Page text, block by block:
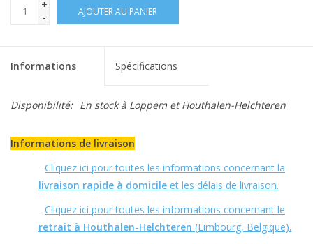
+
-
AJOUTER AU PANIER
Informations Spécifications
Disponibilité: En stockà Loppem et Houthalen-Helchteren
Informations de livraison
- Cliquez ici pour toutes les informations concernant la
livraison rapide à domicile et les délais de livraison.
- Cliquez ici pour toutes les informations concernant le
retrait à Houthalen-Helchteren (Limbourg, Belgique).